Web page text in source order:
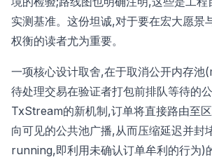
实测基准。这份坦诚,对于要在宏大愿景
权衡的读者尤为重要。
一项核心设计取舍,在于取消公开内存
待处理交易在验证者打包前排队等待的
TxStream的新机制,订单将直接路由至
向可见的公共池广播,从而压缩延迟并
running,即利用未确认订单牟利的行为)